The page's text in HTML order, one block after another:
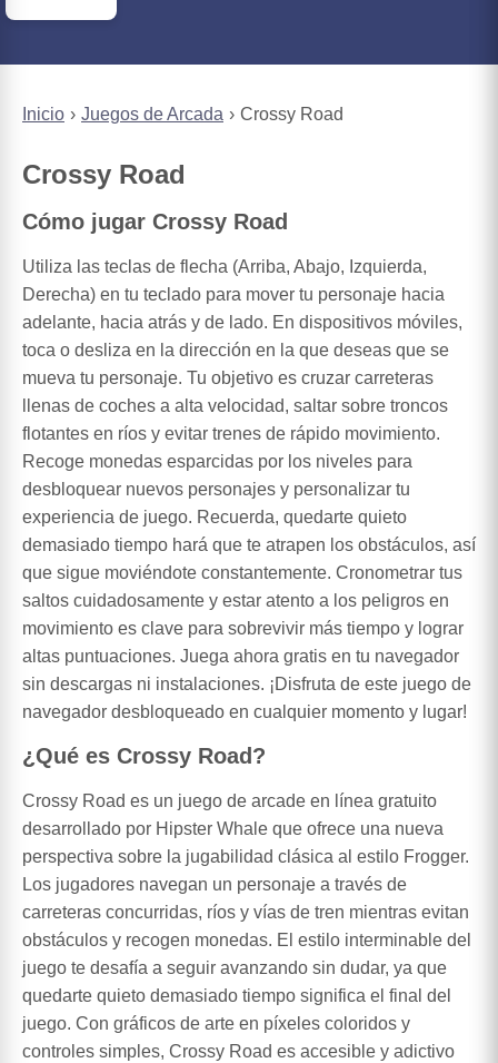
Inicio Juegos de Arcada Crossy Road
Crossy Road
Cómo jugar Crossy Road
Utiliza las teclas de flecha (Arriba, Abajo, Izquierda,
Derecha) en tu teclado para mover tu personaje hacia
adelante, hacia atrás y de lado. En dispositivos móviles,
toca o desliza en la dirección en la que deseas que se
mueva tu personaje. Tu objetivo es cruzar carreteras
llenas de coches a alta velocidad, saltar sobre troncos
flotantes en ríos y evitar trenes de rápido movimiento.
Recoge monedas esparcidas por los niveles para
desbloquear nuevos personajes y personalizar tu
experiencia de juego. Recuerda, quedarte quieto
demasiado tiempo hará que te atrapen los obstáculos, así
que sigue moviéndote constantemente. Cronometrar tus
saltos cuidadosamente y estar atento a los peligros en
movimiento es clave para sobrevivir más tiempo y lograr
altas puntuaciones. Juega ahora gratis en tu navegador
sin descargas ni instalaciones. ¡Disfruta de este juego de
navegador desbloqueado en cualquier momento y lugar!
¿Qué es Crossy Road?
Crossy Road es un juego de arcade en línea gratuito
desarrollado por Hipster Whale que ofrece una nueva
perspectiva sobre la jugabilidad clásica al estilo Frogger.
Los jugadores navegan un personaje a través de
carreteras concurridas, ríos y vías de tren mientras evitan
obstáculos y recogen monedas. El estilo interminable del
juego te desafía a seguir avanzando sin dudar, ya que
quedarte quieto demasiado tiempo significa el final del
juego. Con gráficos de arte en píxeles coloridos y
controles simples, Crossy Road es accesible y adictivo